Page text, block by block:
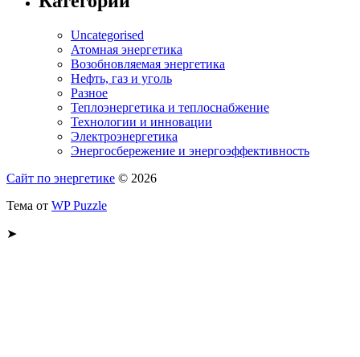
Uncategorised
Атомная энергетика
Возобновляемая энергетика
Нефть, газ и уголь
Разное
Теплоэнергетика и теплоснабжение
Технологии и инновации
Электроэнергетика
Энергосбережение и энергоэффективность
Сайт по энергетике © 2026
Тема от WP Puzzle
➤